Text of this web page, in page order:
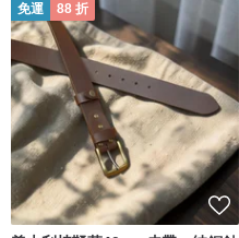
免運 88 折